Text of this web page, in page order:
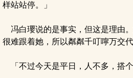
样站站停。」
冯白瓔说的是事实，但这是理由
很难跟着她，所以粼粼千叮嚀万交
「不过今天是平日，人不多，搭个